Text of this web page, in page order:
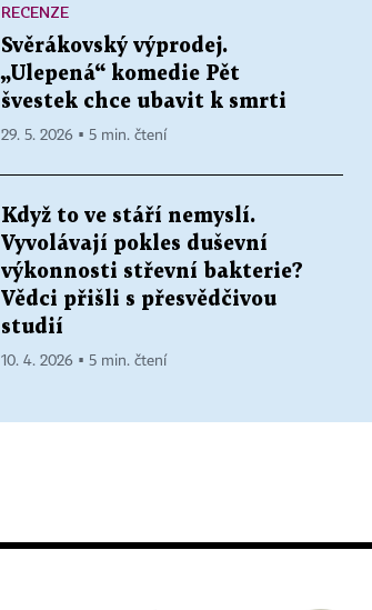
RECENZE
Svěrákovský výprodej.
„Ulepená“ komedie Pět
švestek chce ubavit k smrti
29. 5. 2026 ▪ 5 min. čtení
Když to ve stáří nemyslí.
Vyvolávají pokles duševní
výkonnosti střevní bakterie?
Vědci přišli s přesvědčivou
studií
10. 4. 2026 ▪ 5 min. čtení